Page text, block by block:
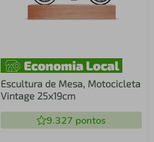
Escultura de Mesa, Motocicleta
Vintage 25x19cm
9.327 pontos